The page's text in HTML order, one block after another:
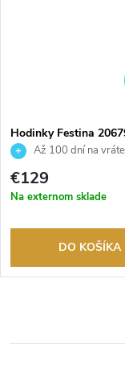
Hodinky Festina
Až 100 dní na
tovaru. Autorizovaný
€129
Na externom sklade
DO KOŠÍKA